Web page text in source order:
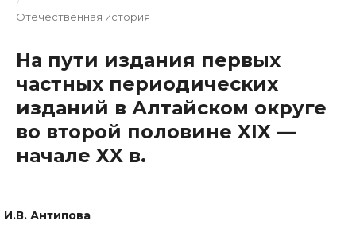
Отечественная история
На пути издания первых
частных периодических
изданий в Алтайском округе
во второй половине XIX —
начале XX в.
И.В. Антипова